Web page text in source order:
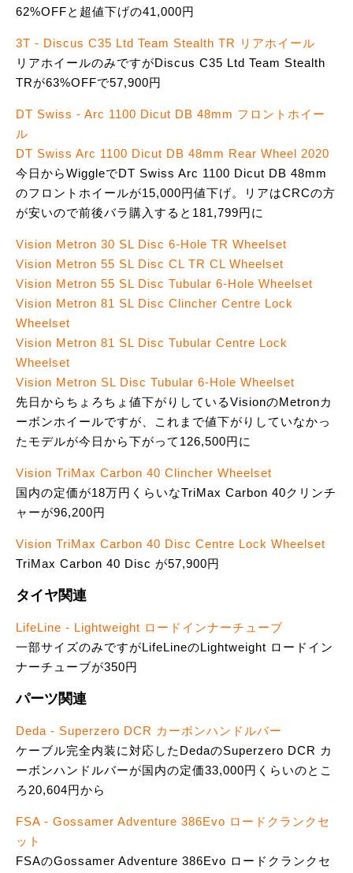
62%OFFと超値下げの41,000円
3T - Discus C35 Ltd Team Stealth TR リアホイール
リアホイールのみですがDiscus C35 Ltd Team Stealth
TRが63%OFFで57,900円
DT Swiss - Arc 1100 Dicut DB 48mm フロントホイー
ル
DT Swiss Arc 1100 Dicut DB 48mm Rear Wheel 2020
今日からWiggleでDT Swiss Arc 1100 Dicut DB 48mm
のフロントホイールが15,000円値下げ。リアはCRCの方
が安いので前後バラ購入すると181,799円に
Vision Metron 30 SL Disc 6-Hole TR Wheelset
Vision Metron 55 SL Disc CL TR CL Wheelset
Vision Metron 55 SL Disc Tubular 6-Hole Wheelset
Vision Metron 81 SL Disc Clincher Centre Lock
Wheelset
Vision Metron 81 SL Disc Tubular Centre Lock
Wheelset
Vision Metron SL Disc Tubular 6-Hole Wheelset
先日からちょろちょ値下がりしているVisionのMetronカ
ーボンホイールですが、これまで値下がりしていなかっ
たモデルが今日から下がって126,500円に
Vision TriMax Carbon 40 Clincher Wheelset
国内の定価が18万円くらいなTriMax Carbon 40クリンチ
ャーが96,200円
Vision TriMax Carbon 40 Disc Centre Lock Wheelset
TriMax Carbon 40 Disc が57,900円
タイヤ関連
LifeLine - Lightweight ロードインナーチューブ
一部サイズのみですがLifeLineのLightweight ロードイン
ナーチューブが350円
パーツ関連
Deda - Superzero DCR カーボンハンドルバー
ケーブル完全内装に対応したDedaのSuperzero DCR カ
ーボンハンドルバーが国内の定価33,000円くらいのとこ
ろ20,604円から
FSA - Gossamer Adventure 386Evo ロードクランクセ
ット
FSAのGossamer Adventure 386Evo ロードクランクセ